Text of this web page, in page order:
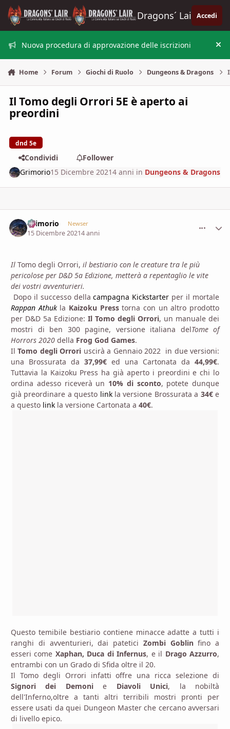
Vai al contenuto
Dragons´ Lair Accedi
Nuova procedura di approvazione delle iscrizioni
Home Forum Giochi di Ruolo Dungeons & Dragons
Il Tomo degli Orrori 5E è aperto ai
preordini
dnd 5e
Condividi
Follower
Grimorio15 Dicembre 20214 anni in Dungeons & Dragons
Grimorio Newser
15 Dicembre 20214 anni
Il Tomo degli Orrori, il bestiario con le creature tra le più
pericolose per D&D 5a Edizione, metterà a repentaglio le vite
dei vostri avventurieri.
Dopo il successo dellacampagna Kickstarter per il mortale
Rappan Athukla Kaizoku Presstorna con un altro prodotto
per D&D 5a Edizione: Il Tomo degli Orrori, un manuale dei
mostri di ben 300 pagine, versione italiana delTome of
Horrors 2020 della Frog God Games.
IlTomo degli Orrori uscirà a Gennaio 2022 in due versioni:
una Brossurata da 37,99€ ed una Cartonata da 44,99€.
Tuttavia la Kaizoku Press ha già aperto i preordini e chi lo
ordina adesso riceverà un 10% di sconto, potete dunque
già preordinare a questo linkla versione Brossurata a 34€e
a questo link la versione Cartonata a 40€.
Questo temibile bestiario contiene minacce adatte a tutti i
ranghi di avventurieri, dai patetici Zombi Goblinfino a
esseri come Xaphan, Duca di Infernus, e il Drago Azzurro,
entrambi con un Grado di Sfida oltre il 20.
Il Tomo degli Orrori infatti offre una ricca selezione di
Signori dei Demonie Diavoli Unici, la nobiltà
dell'Inferno,oltre a tanti altri terribili mostri pronti per
essere usati da quei Dungeon Master che cercano avversari
di livello epico.